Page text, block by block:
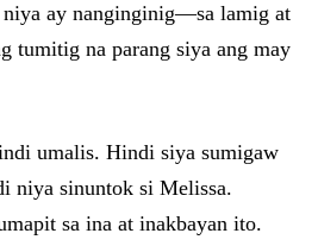
niya ay nanginginig—sa lamig at
tumitig na parang siya ang may
umalis. Hindi siya sumigaw
niya sinuntok si Melissa.
sa ina at inakbayan ito.